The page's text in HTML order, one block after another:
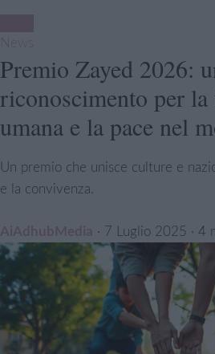
Premio Zayed 2026:
riconoscimento per
umana e la pace nel
Un premio che unisce culture e
e la convivenza.
· 7 Luglio 2025 · 4